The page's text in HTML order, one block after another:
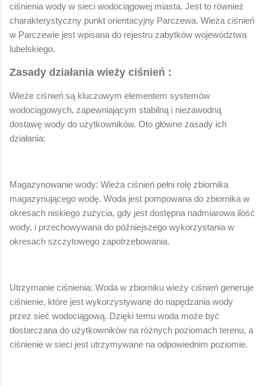
ciśnienia wody w sieci wodociągowej miasta. Jest to również
charakterystyczny punkt orientacyjny Parczewa. Wieża ciśnień
w Parczewie jest wpisana do rejestru zabytków województwa
lubelskiego.
Zasady działania wieży ciśnień :
Wieże ciśnień są kluczowym elementem systemów
wodociągowych, zapewniającym stabilną i niezawodną
dostawę wody do użytkowników. Oto główne zasady ich
działania:
Magazynowanie wody: Wieża ciśnień pełni rolę zbiornika
magazynującego wodę. Woda jest pompowana do zbiornika w
okresach niskiego zużycia, gdy jest dostępna nadmiarowa ilość
wody, i przechowywana do późniejszego wykorzystania w
okresach szczytowego zapotrzebowania.
Utrzymanie ciśnienia: Woda w zbiorniku wieży ciśnień generuje
ciśnienie, które jest wykorzystywane do napędzania wody
przez sieć wodociągową. Dzięki temu woda może być
dostarczana do użytkowników na różnych poziomach terenu, a
ciśnienie w sieci jest utrzymywane na odpowiednim poziomie.